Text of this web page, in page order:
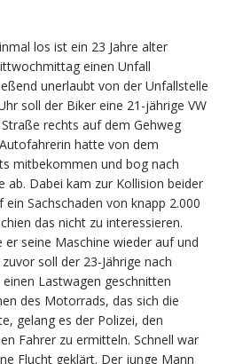
los ist ein 23 Jahre alter
einen Unfall
unerlaubt von der Unfallstelle
soll der Biker eine 21-jährige VW
rechts auf dem Gehweg
hatte von dem
mitbekommen und bog nach
ab. Dabei kam zur Kollision beider
Sachschaden von knapp 2.000
das nicht zu interessieren.
seine Maschine wieder auf und
soll der 23-Jährige nach
Lastwagen geschnitten
des Motorrads, das sich die
gelang es der Polizei, den
Fahrer zu ermitteln. Schnell war
Flucht geklärt. Der junge Mann